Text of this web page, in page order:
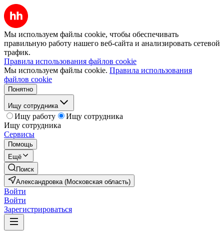
Мы используем файлы cookie, чтобы обеспечивать
правильную работу нашего веб-сайта и анализировать сетевой
трафик.
Правила использования файлов cookie
Мы используем файлы cookie. Правила использования
файлов cookie
Понятно
Ищу сотрудника
Ищу работу
Ищу сотрудника
Ищу сотрудника
Сервисы
Помощь
Ещё
Поиск
Александровка (Московская область)
Войти
Войти
Зарегистрироваться